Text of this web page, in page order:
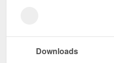
Downloads